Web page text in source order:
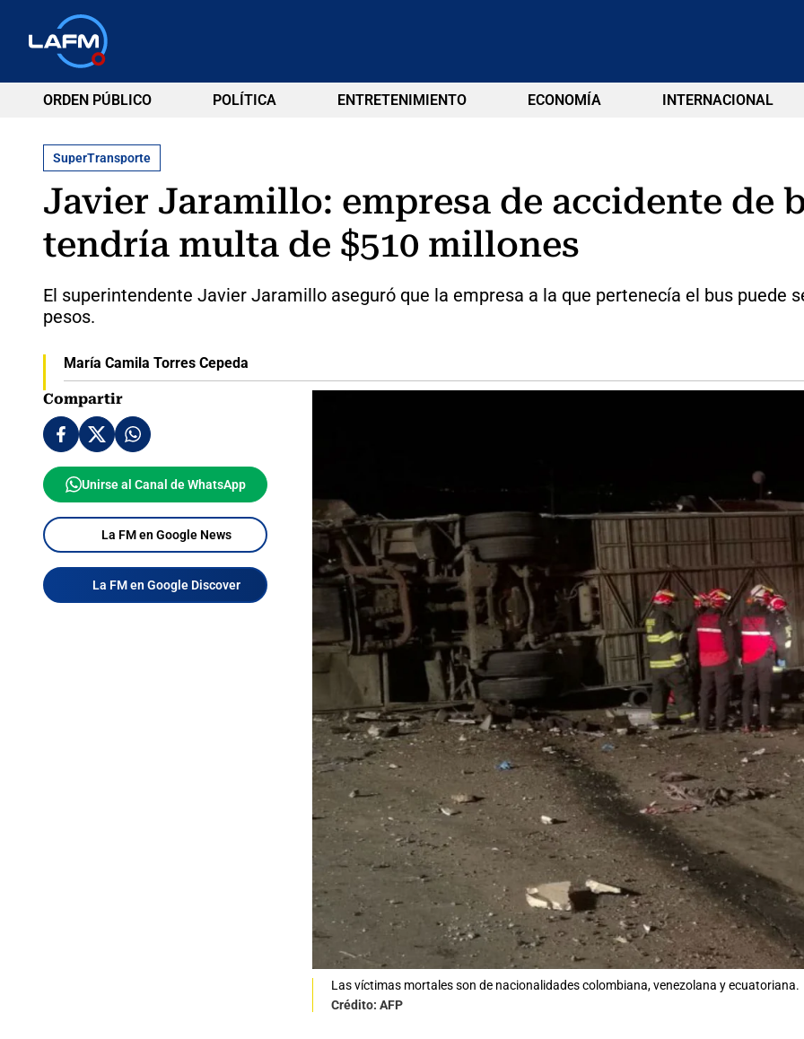
ORDEN PÚBLICO POLÍTICA ENTRETENIMIENTO ECONOMÍA INTERNACIONAL
SuperTransporte
Javier Jaramillo: empresa de accidente de
tendría multa de $510 millones
El superintendente Javier Jaramillo aseguró que la empresa a la que pertenecía el bus puede
pesos.
María Camila Torres Cepeda
Compartir
Unirse al Canal de WhatsApp
La FM en Google News
La FM en Google Discover
Las víctimas mortales son de nacionalidades colombiana, venezolana y ecuatoriana.
Crédito: AFP